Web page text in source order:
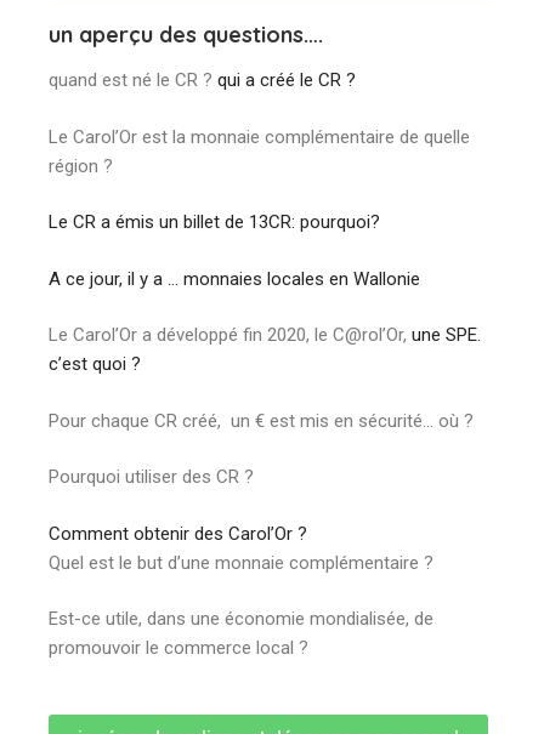
un aperçu des questions….
quand est né le CR ? qui a créé le CR ?
Le Carol’Or est la monnaie complémentaire de quelle
région ?
Le CR a émis un billet de 13CR: pourquoi?
A ce jour, il y a … monnaies locales en Wallonie
Le Carol’Or a développé fin 2020, le C@rol’Or, une SPE.
c’est quoi ?
Pour chaque CR créé, un € est mis en sécurité… où ?
Pourquoi utiliser des CR ?
Comment obtenir des Carol’Or ?
Quel est le but d’une monnaie complémentaire ?
Est-ce utile, dans une économie mondialisée, de
promouvoir le commerce local ?